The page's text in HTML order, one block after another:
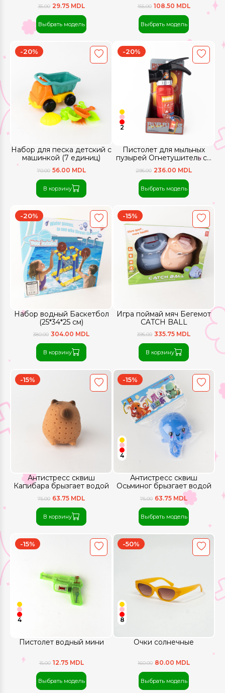
35.00 29.75 MDL
Выбрать модель
155.00 108.50 MDL
Выбрать модель
Набор для песка детский с
машинкой (7 единиц)
-20%
70.00 56.00 MDL
В корзину
Пистолет для мыльных
пузырей Огнетушитель со
светом
-20%
2
295.00 236.00 MDL
Выбрать модель
Набор водный Баскетбол
(25*34*25 см)
-20%
380.00 304.00 MDL
В корзину
Игра поймай мяч Бегемот
CATCH BALL
-15%
395.00 335.75 MDL
В корзину
Антистресс сквиш
Капибара брызгает водой
-15%
75.00 63.75 MDL
В корзину
Антистресс сквиш
Осьминог брызгает водой
-15%
4
75.00 63.75 MDL
Выбрать модель
Пистолет водный мини
-15%
4
15.00 12.75 MDL
Выбрать модель
Очки солнечные
-50%
8
160.00 80.00 MDL
Выбрать модель